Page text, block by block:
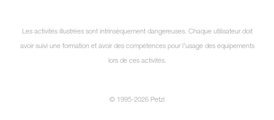
Les activités illustrées sont intrinsèquement dangereuses. Chaque utilisateur doit
avoir suivi une formation et avoir des compétences pour l’usage des équipements
lors de ces activités.
© 1995-2026 Petzl